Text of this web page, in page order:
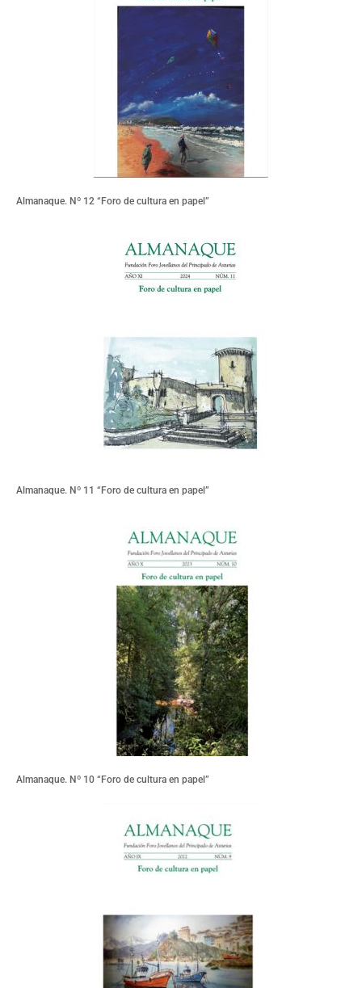
Almanaque. Nº 12 “Foro de cultura en papel”
Almanaque. Nº 11 “Foro de cultura en papel”
Almanaque. Nº 10 “Foro de cultura en papel”